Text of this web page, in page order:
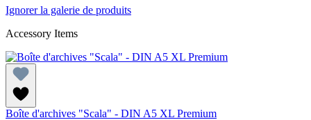
Ignorer la galerie de produits
Accessory Items
Boîte d'archives "Scala" - DIN A5 XL Premium